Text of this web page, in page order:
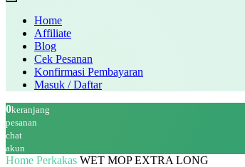
Home
Affiliate
Blog
Cek Pesanan
Konfirmasi Pembayaran
Masuk / Daftar
0keranjang
pesanan
chat
akun
Home Perkakas WET MOP EXTRA LONG